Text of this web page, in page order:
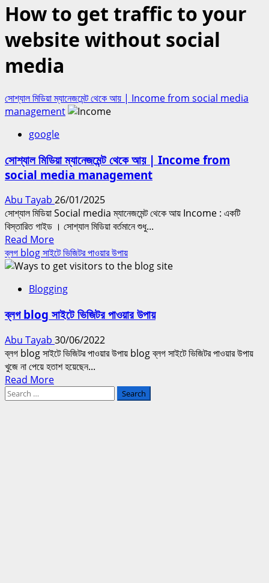
How to get traffic to your
website without social
media
সোশ্যাল মিডিয়া ম্যানেজমেন্ট থেকে আয় | Income from social media
management
google
সোশ্যাল মিডিয়া ম্যানেজমেন্ট থেকে আয় | Income from
social media management
Abu Tayab 26/01/2025
সোশ্যাল মিডিয়া Social media ম্যানেজমেন্ট থেকে আয় Income : একটি
বিস্তারিত গাইড । সোশ্যাল মিডিয়া বর্তমানে শুধু...
Read MoreRead
more
about
মিডিয়া
থেকে
|
Income
from
social
media
ব্লগ blog সাইটে ভিজিটর পাওয়ার উপায়
Blogging
ব্লগ blog সাইটে ভিজিটর পাওয়ার উপায়
Abu Tayab 30/06/2022
ব্লগ blog সাইটে ভিজিটর পাওয়ার উপায় blog ব্লগ সাইটে ভিজিটর পাওয়ার উপায়
খুজে না পেয়ে হতাশ হয়েছেন...
Read MoreRead
Search